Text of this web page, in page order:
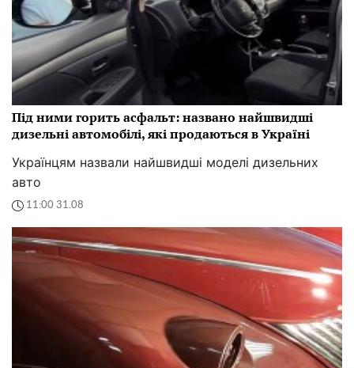
Під ними горить асфальт: названо найшвидші
дизельні автомобілі, які продаються в Україні
Українцям назвали найшвидші моделі дизельних
авто
11:00 31.08